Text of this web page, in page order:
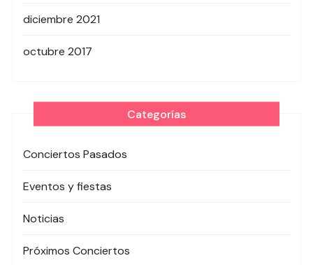
diciembre 2021
octubre 2017
Categorías
Conciertos Pasados
Eventos y fiestas
Noticias
Próximos Conciertos